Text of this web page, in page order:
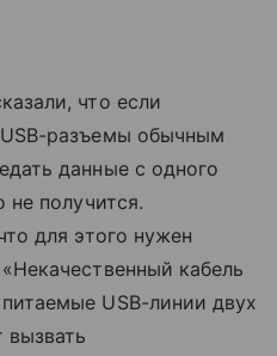
что если
разъемы обычным
данные с одного
не получится.
для этого нужен
кабель
USB-линии двух